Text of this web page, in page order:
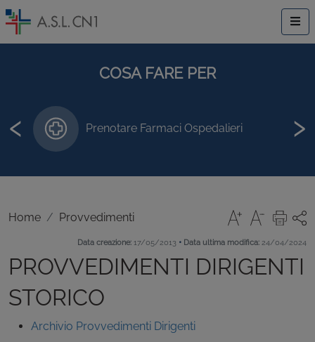
COSA FARE PER
Prenotare Farmaci Ospedalieri
‹ ›
Home Provvedimenti
Data creazione: 17/05/2013 • Data ultima modifica: 24/04/2024
PROVVEDIMENTI DIRIGENTI
STORICO
Archivio Provvedimenti Dirigenti